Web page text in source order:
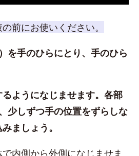
前にお使いください。
を手のひらにとり、手のひら
ようになじませます。各部
少しずつ手の位置をずらしな
ましょう。
内側から外側になじませま